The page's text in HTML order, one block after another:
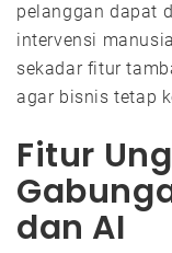
pelanggan dapat
intervensi
sekadar fitur
agar bisnis tetap
Fitur
dan AI